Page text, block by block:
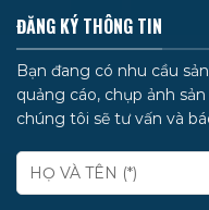
ĐĂNG KÝ THÔNG TIN
Bạn đang có nhu cầu
quảng cáo, chụp ảnh
chúng tôi sẽ tư vấn và